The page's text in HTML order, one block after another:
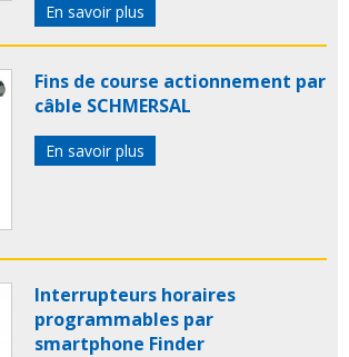
En savoir plus
Fins de course actionnement par
câble SCHMERSAL
En savoir plus
Interrupteurs horaires
programmables par
smartphone Finder